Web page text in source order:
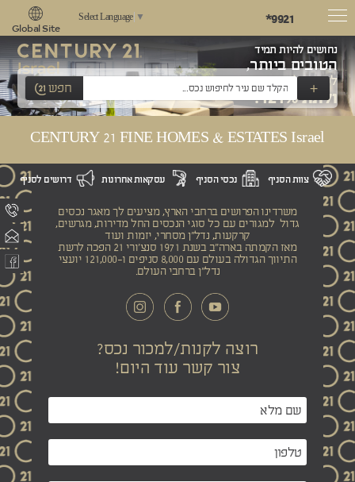
*9921
Select Language ▼
Global Site
נחושים להיות תמיד
הטובים ביותר,
לשאוף למצוינות
ולתת 121%!
+ חפש
CENTURY 21 FINE HOMES & ESTATES Israel
צוות הסניף נכסי הסניף עסקאות אחרונות דרושים לסניף
משרדינו הפרושים ברחבי הארץ, מציעים לך מאגר נכסים
גדול למגורים עם כל סוגי הנכסים החל מדירות, מגרשים,
קרקעות, נדל"ן מסחרי, יזמות ועוד
מאז הקמתה בארה"ב בשנת 1971 סנצ'ורי 21 הפכה לרשת
התיווך הגדולה בעולם עם 8,000 סניפים ו-121,000 יועצי
נדל"ן ברחבי העולם.
רוצה לקנות/למכור נכס?
צור קשר עוד היום!